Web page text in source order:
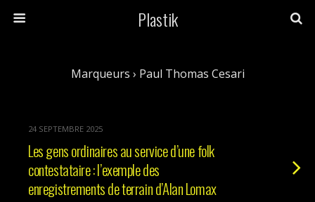
Plastik
Marqueurs › Paul Thomas Cesari
24 SEPTEMBRE 2025
Les gens ordinaires au service d’une folk
contestataire : l’exemple des
enregistrements de terrain d’Alan Lomax